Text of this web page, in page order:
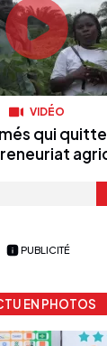
VIDÉO
qui
PUBLICITÉ
EN PHOTOS